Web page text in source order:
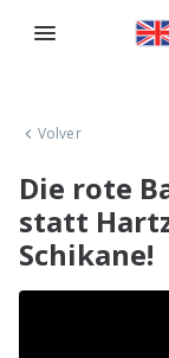
Volver
Die rote
statt
Schikane!